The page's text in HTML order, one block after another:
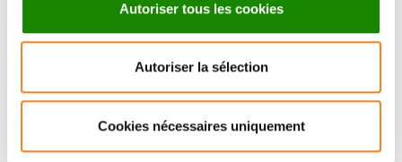
Autoriser tous les cookies
Autoriser la sélection
Cookies nécessaires uniquement